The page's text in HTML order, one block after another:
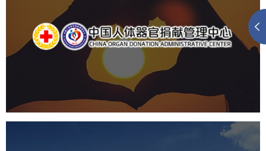
中国人体器官捐献管理中心
国企 品牌官网 网站建设